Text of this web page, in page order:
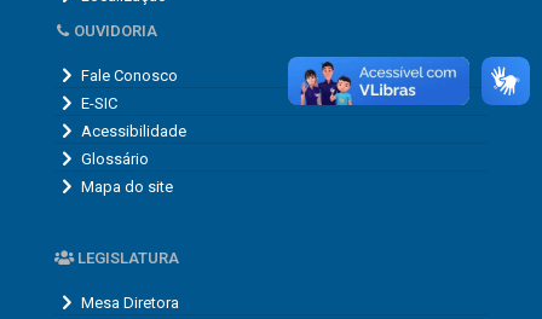
OUVIDORIA
Fale Conosco
E-SIC
Acessibilidade
Glossário
Mapa do site
LEGISLATURA
Mesa Diretora